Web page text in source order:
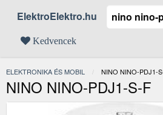
ElektroElektro.hu
Kedvencek
ELEKTRONIKA ÉS MOBIL JELENLEGI:
NINO NINO-PDJ1-
NINO NINO-PDJ1-S-F